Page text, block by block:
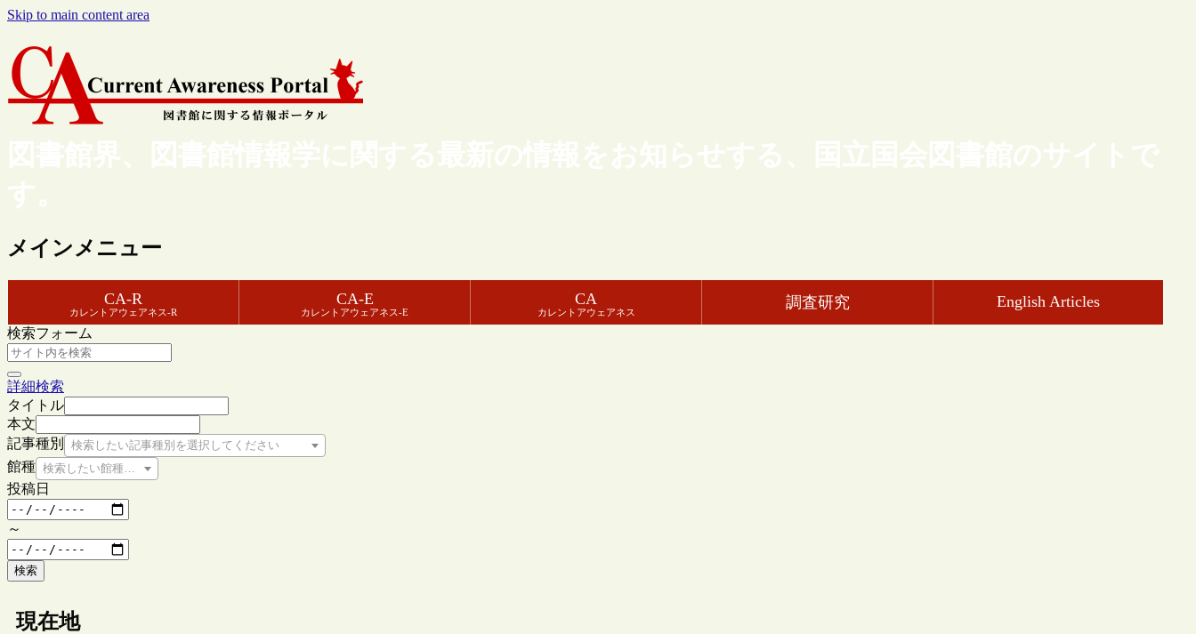
Skip to main content area
図書館界、図書館情報学に関する最新の情報をお知らせする、国立国会図書館のサイトで
す。
メインメニュー
CA-R
カレントアウェアネス-R
CA-E
カレントアウェアネス-E
CA
カレントアウェアネス
調査研究 English Articles
検索フォーム
詳細検索
タイトル
本文
記事種別
検索したい記事種別を選択してください
館種 検索したい館種を選択してください
投稿日
～
検索
現在地